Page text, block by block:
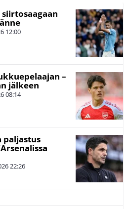
12:00
–
jälkeen
08:14
22:26